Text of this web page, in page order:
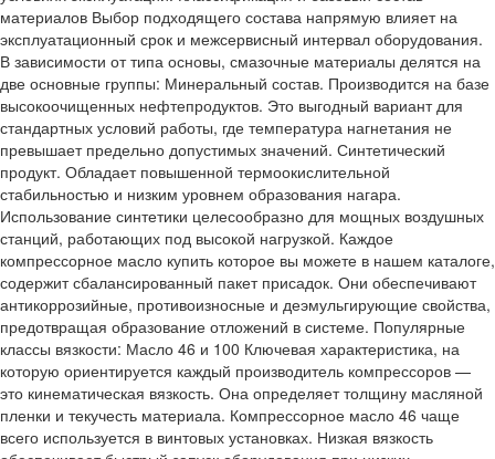
материалов Выбор подходящего состава напрямую влияет на
эксплуатационный срок и межсервисный интервал оборудования.
В зависимости от типа основы, смазочные материалы делятся на
две основные группы: Минеральный состав. Производится на базе
высокоочищенных нефтепродуктов. Это выгодный вариант для
стандартных условий работы, где температура нагнетания не
превышает предельно допустимых значений. Синтетический
продукт. Обладает повышенной термоокислительной
стабильностью и низким уровнем образования нагара.
Использование синтетики целесообразно для мощных воздушных
станций, работающих под высокой нагрузкой. Каждое
компрессорное масло купить которое вы можете в нашем каталоге,
содержит сбалансированный пакет присадок. Они обеспечивают
антикоррозийные, противоизносные и деэмульгирующие свойства,
предотвращая образование отложений в системе. Популярные
классы вязкости: Масло 46 и 100 Ключевая характеристика, на
которую ориентируется каждый производитель компрессоров —
это кинематическая вязкость. Она определяет толщину масляной
пленки и текучесть материала. Компрессорное масло 46 чаще
всего используется в винтовых установках. Низкая вязкость